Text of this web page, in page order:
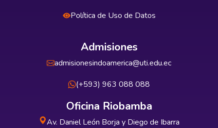
Política de Uso de Datos
Admisiones
admisionesindoamerica@uti.edu.ec
(+593) 963 088 088
Oficina Riobamba
Av. Daniel León Borja y Diego de Ibarra